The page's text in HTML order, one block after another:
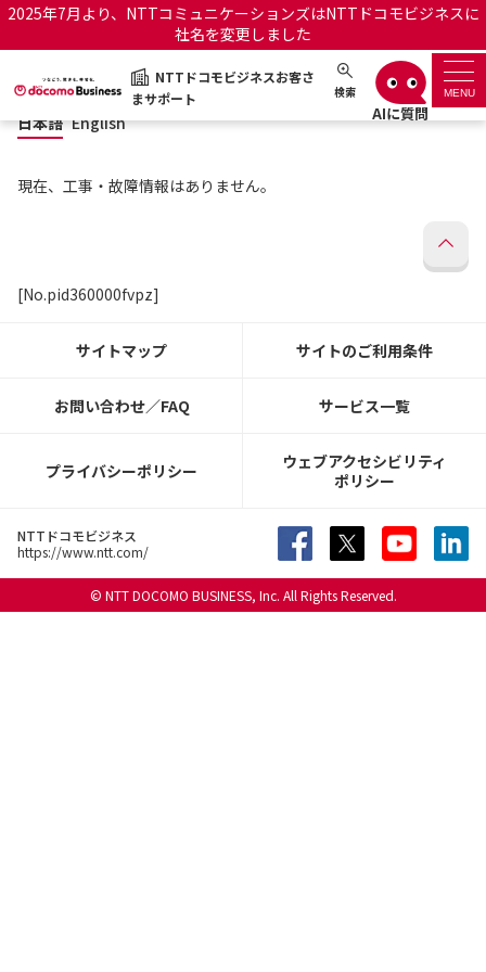
2025年7月より、NTTコミュニケーションズはNTTドコモビジネスに
社名を変更しました
NTTドコモビジネスお客さ
まサポート
検索 MENU
NTTドコモビジネスお客さまサポート 日本語 English
サポートトップ
サービス名から探す
日本語 English
現在、工事・故障情報はありません。
[No.pid360000fvpz]
サイトマップ サイトのご利用条件
お問い合わせ／FAQ サービス一覧
プライバシーポリシー
ウェブアクセシビリティ
ポリシー
NTTドコモビジネス
https://www.ntt.com/
© NTT DOCOMO BUSINESS, Inc. All Rights Reserved.